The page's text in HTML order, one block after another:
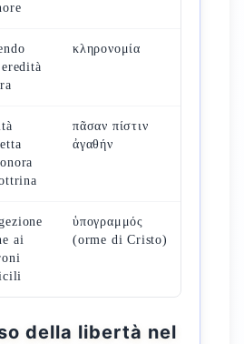
κληρονομία
πᾶσαν πίστιν
ἀγαθήν
ai
ὑπογραμμός
(orme di Cristo)
della libertà nel